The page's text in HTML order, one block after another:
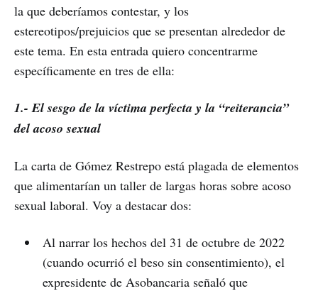
la que deberíamos contestar, y los
estereotipos/prejuicios que se presentan alrededor de
este tema. En esta entrada quiero concentrarme
específicamente en tres de ella:
1.- El sesgo de la víctima perfecta y la “reiterancia”
del acoso sexual
La carta de Gómez Restrepo está plagada de elementos
que alimentarían un taller de largas horas sobre acoso
sexual laboral. Voy a destacar dos:
Al narrar los hechos del 31 de octubre de 2022
(cuando ocurrió el beso sin consentimiento), el
expresidente de Asobancaria señaló que